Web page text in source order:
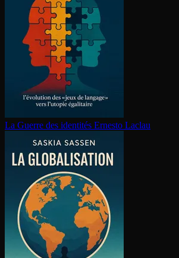
La Guerre des identités Ernesto Laclau